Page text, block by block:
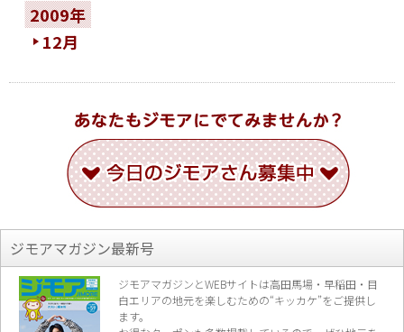
2009年
12月
ジモアマガジン最新号
ジモアマガジンとWEBサイトは高田馬場・早稲田・目
白エリアの地元を楽しむための“キッカケ”をご提供し
ます。